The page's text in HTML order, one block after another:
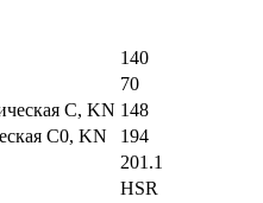
140
70
C, KN 148
C0, KN
194
201.1
HSR